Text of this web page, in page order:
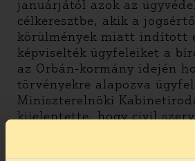
januárjától azok az
célkeresztbe, akik a
körülmények miatt indított
képviselték ügyfeleiket a
az Orbán-kormány idején
törvényekre alapozva
Miniszterelnöki
kijelentette, hogy civil
ügyvédeik “üzletet”
fogvatartottak